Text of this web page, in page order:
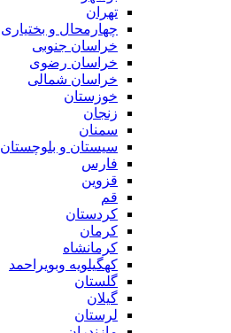
تهران
چهارمحال و بختیاری
خراسان جنوبی
خراسان رضوی
خراسان شمالی
خوزستان
زنجان
سمنان
سیستان و بلوچستان
فارس
قزوین
قم
کردستان
کرمان
کرمانشاه
کهگیلویه وبویراحمد
گلستان
گیلان
لرستان